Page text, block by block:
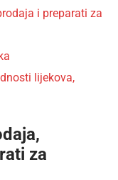
i preparati za
lijekova,
za